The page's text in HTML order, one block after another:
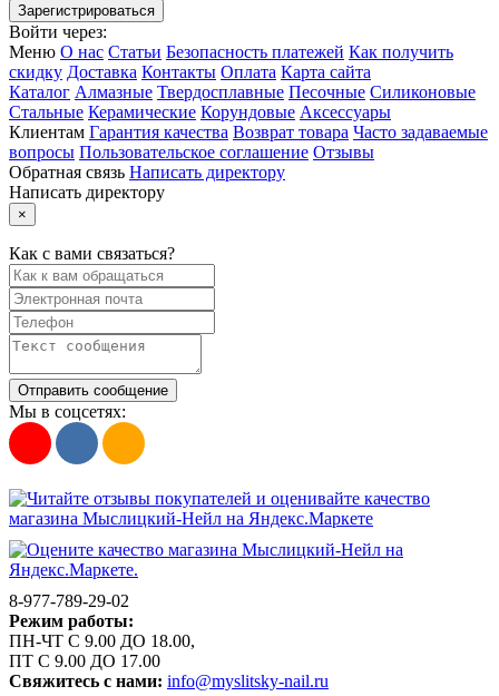
Войти через:
Меню О нас Статьи Безопасность платежей Как получить
скидку Доставка Контакты Оплата Карта сайта
Каталог Алмазные Твердосплавные Песочные Силиконовые
Стальные Керамические Корундовые Аксессуары
Клиентам Гарантия качества Возврат товара Часто задаваемые
вопросы Пользовательское соглашение Отзывы
Обратная связь Написать директору
Написать директору
×
Как с вами связаться?
Отправить сообщение
Мы в соцсетях:
8-977-789-29-02
Режим работы:
ПН-ЧТ С 9.00 ДО 18.00,
ПТ С 9.00 ДО 17.00
Свяжитесь с нами: info@myslitsky-nail.ru